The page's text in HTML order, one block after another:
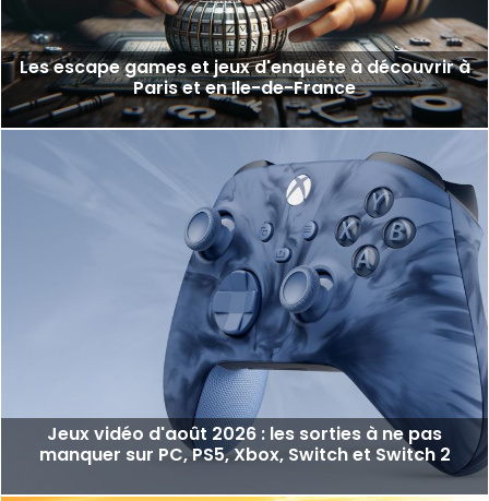
Les escape games et jeux d'enquête à découvrir à
Paris et en Ile-de-France
Jeux vidéo d'août 2026 : les sorties à ne pas
manquer sur PC, PS5, Xbox, Switch et Switch 2